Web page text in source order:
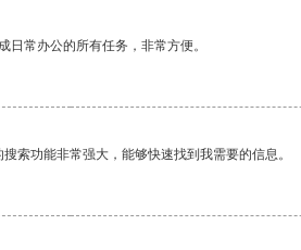
常办公的所有任务，非常方便。
索功能非常强大，能够快速找到我需要的信息。